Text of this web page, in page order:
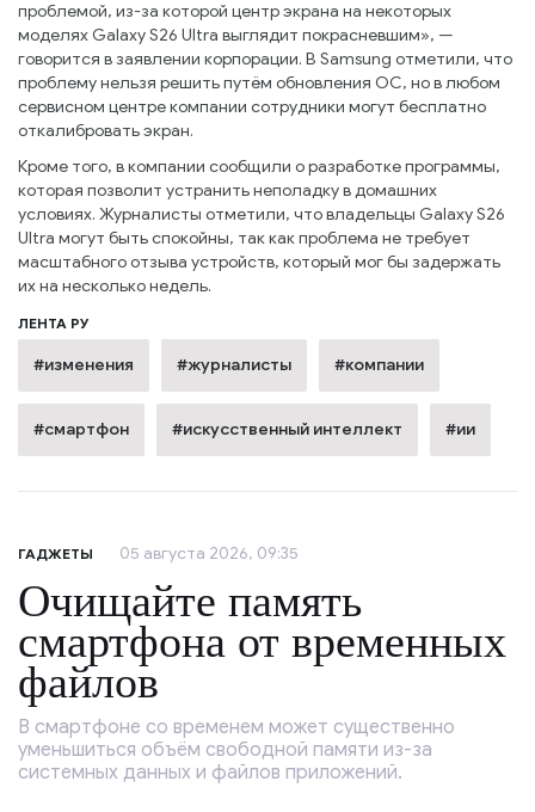
проблемой, из-за которой центр экрана на некоторых
моделях Galaxy S26 Ultra выглядит покрасневшим», —
говорится в заявлении корпорации. В Samsung отметили, что
проблему нельзя решить путём обновления ОС, но в любом
сервисном центре компании сотрудники могут бесплатно
откалибровать экран.
Кроме того, в компании сообщили о разработке программы,
которая позволит устранить неполадку в домашних
условиях. Журналисты отметили, что владельцы Galaxy S26
Ultra могут быть спокойны, так как проблема не требует
масштабного отзыва устройств, который мог бы задержать
их на несколько недель.
ЛЕНТА РУ
#изменения #журналисты #компании
#смартфон #искусственный интеллект #ии
ГАДЖЕТЫ 05 августа 2026, 09:35
Очищайте память
смартфона от временных
файлов
В смартфоне со временем может существенно
уменьшиться объём свободной памяти из-за
системных данных и файлов приложений.